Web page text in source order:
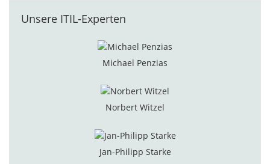
Unsere ITIL-Experten
Michael Penzias
Norbert Witzel
Jan-Philipp Starke